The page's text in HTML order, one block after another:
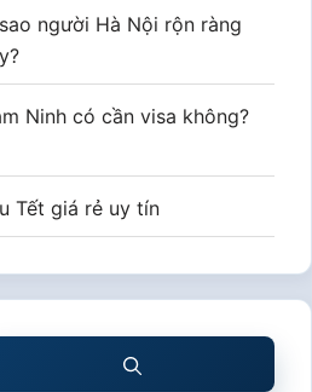
người Hà Nội rộn ràng
Ninh có cần visa không?
Tết giá rẻ uy tín